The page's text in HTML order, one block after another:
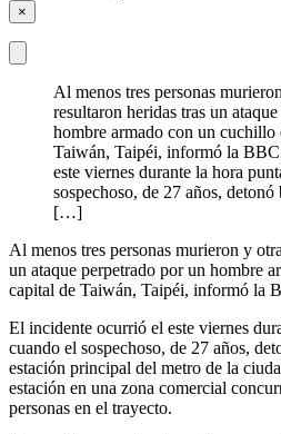
×
Al menos tres personas
resultaron heridas tras un
hombre armado con un cuchillo
Taiwán, Taipéi, informó la
este viernes durante la hora
sospechoso, de 27 años,
[…]
Al menos tres personas murieron y
un ataque perpetrado por un hombre
capital de Taiwán, Taipéi, informó la
El incidente ocurrió el este viernes
cuando el sospechoso, de 27 años,
estación principal del metro de la
estación en una zona comercial
personas en el trayecto.